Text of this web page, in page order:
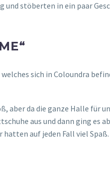
stöberten in ein paar
welches sich in Coloundra
aber da die ganze Halle für
aus und dann ging es
auf jeden Fall viel